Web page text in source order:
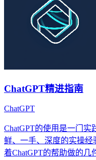
ChatGPT精进指南
ChatGPT
ChatGPT的使用是一门
鲜、一手、深度的实操
着ChatGPT的帮助做的